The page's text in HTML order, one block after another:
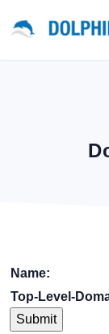
Name:
Top-Level-